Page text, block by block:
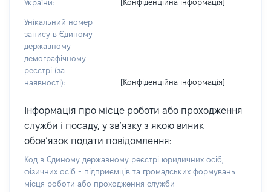
України:
[Конфіденційна інформація]
Унікальний номер
запису в Єдиному
державному
демографічному
реєстрі (за
наявності):
[Конфіденційна інформація]
Інформація про місце роботи або проходження
служби і посаду, у зв’язку з якою виник
обов’язок подати повідомлення:
Код в Єдиному державному реєстрі юридичних осіб,
фізичних осіб - підприємців та громадських формувань
місця роботи або проходження служби